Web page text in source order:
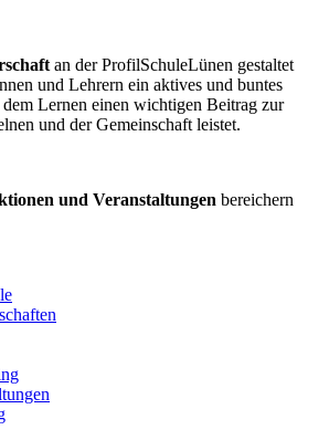
an der ProfilSchuleLünen gestaltet
und Lehrern ein aktives und buntes
dem Lernen einen wichtigen Beitrag zur
und der Gemeinschaft leistet.
und Veranstaltungen bereichern